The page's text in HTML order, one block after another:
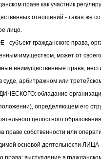
праве как участник
отношений - такая же
лицо.
гражданского права,
имуществом, может от
неимущественные права,
суде, арбитражном или
обладание
определяющем его
целостного
праве собственности или
основой деятельности
права; выступление в